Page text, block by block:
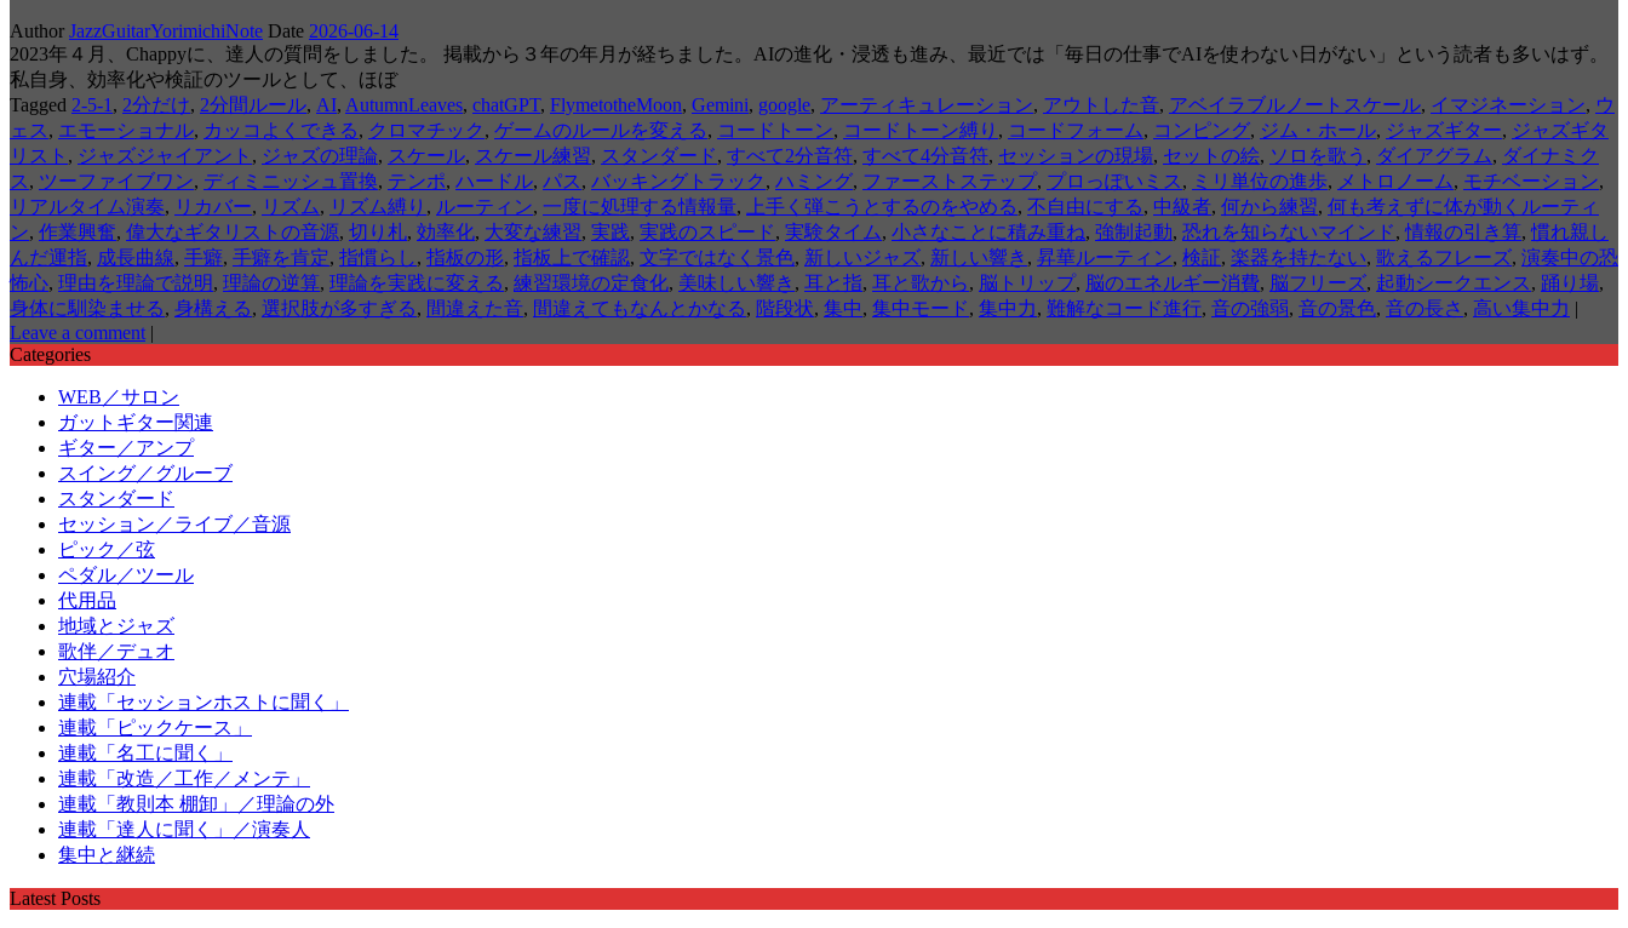
Author JazzGuitarYorimichiNote Date 2026-06-14
2023年４月、Chappyに、達人の質問をしました。 掲載から３年の年月が経ちました。AIの進化・浸透も進み、最近では「毎日の仕事でAIを使わない日がない」という読者も多いはず。
私自身、効率化や検証のツールとして、ほぼ
Tagged 2-5-1 , 2分だけ, 2分間ルール, AI, AutumnLeaves, chatGPT, FlymetotheMoon, Gemini, google, アーティキュレーション, アウトした音, アベイラブルノートスケール, イマジネーション, ウ
ェス , エモーショナル, カッコよくできる, クロマチック , ゲームのルールを変える, コードトーン, コードトーン縛り , コードフォーム, コンピング, ジム・ホール, ジャズギター, ジャズギタ
リスト , ジャズジャイアント , ジャズの理論, スケール, スケール練習, スタンダード, すべて2分音符, すべて4分音符, セッションの現場, セットの絵, ソロを歌う , ダイアグラム, ダイナミク
ス , ツーファイブワン, ディミニッシュ置換, テンポ, ハードル, パス , バッキングトラック , ハミング, ファーストステップ, プロっぽいミス , ミリ単位の進歩, メトロノーム, モチベーション,
リアルタイム演奏, リカバー, リズム, リズム縛り , ルーティン, 一度に処理する情報量, 上手く弾こうとするのをやめる, 不自由にする, 中級者, 何から練習, 何も考えずに体が動くルーティ
ン, 作業興奮, 偉大なギタリストの音源, 切り札, 効率化, 大変な練習, 実践, 実践のスピード, 実験タイム, 小さなことに積み重ね, 強制起動, 恐れを知らないマインド,情報の引き算,慣れ親し
んだ運指, 成長曲線, 手癖, 手癖を肯定, 指慣らし, 指板の形, 指板上で確認, 文字ではなく景色, 新しいジャズ, 新しい響き , 昇華ルーティン, 検証, 楽器を持たない, 歌えるフレーズ, 演奏中の恐
怖心, 理由を理論で説明, 理論の逆算, 理論を実践に変える, 練習環境の定食化, 美味しい響き , 耳と指, 耳と歌から, 脳トリップ, 脳のエネルギー消費, 脳フリーズ, 起動シークエンス , 踊り場,
身体に馴染ませる, 身構える, 選択肢が多すぎる, 間違えた音, 間違えてもなんとかなる, 階段状, 集中, 集中モード, 集中力, 難解なコード進行, 音の強弱, 音の景色, 音の長さ , 高い集中力 |
Leave a comment |
Categories
WEB／サロン
ガットギター関連
ギター／アンプ
スイング／グルーブ
スタンダード
セッション／ライブ／音源
ピック／弦
ペダル／ツール
代用品
地域とジャズ
歌伴／デュオ
穴場紹介
連載「セッションホストに聞く」
連載「ピックケース」
連載「名工に聞く」
連載「改造／工作／メンテ」
連載「教則本 棚卸」／理論の外
連載「達人に聞く」／演奏人
集中と継続
Latest Posts